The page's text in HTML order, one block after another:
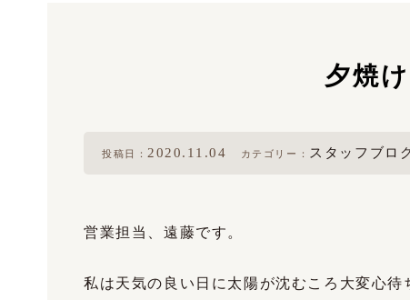
夕焼
投稿日： 2020.11.04 カテゴリー： スタッフブロ
営業担当、遠藤です。
私は天気の良い日に太陽が沈むころ大変心待